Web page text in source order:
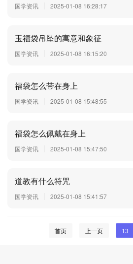
国学资讯 2025-01-08 16:28:17
玉福袋吊坠的寓意和象征
国学资讯 2025-01-08 16:15:20
福袋怎么带在身上
国学资讯 2025-01-08 15:48:55
福袋怎么佩戴在身上
国学资讯 2025-01-08 15:47:50
道教有什么符咒
国学资讯 2025-01-08 15:41:57
首页 上一页 13